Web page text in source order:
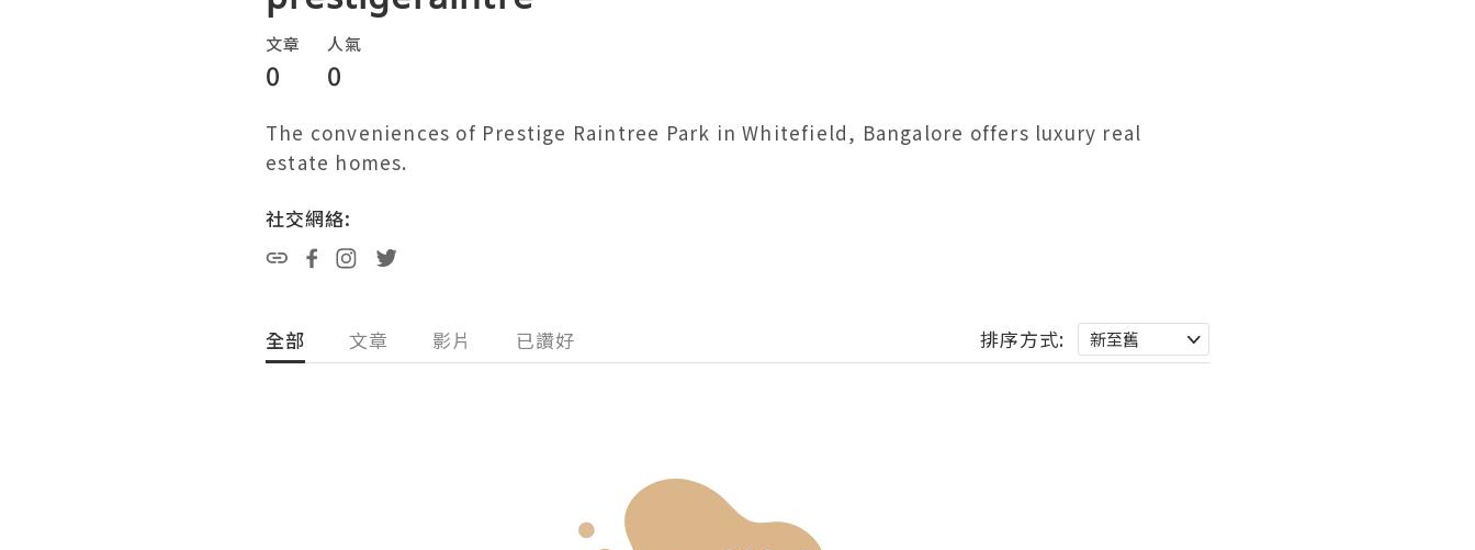
文章
0
人氣
0
The conveniences of Prestige Raintree Park in Whitefield, Bangalore offers luxury real
estate homes.
社交網絡:
全部 文章 影片 已讚好 排序方式: